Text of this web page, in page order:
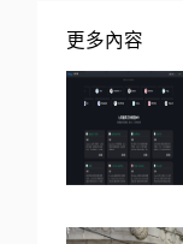
更多內容